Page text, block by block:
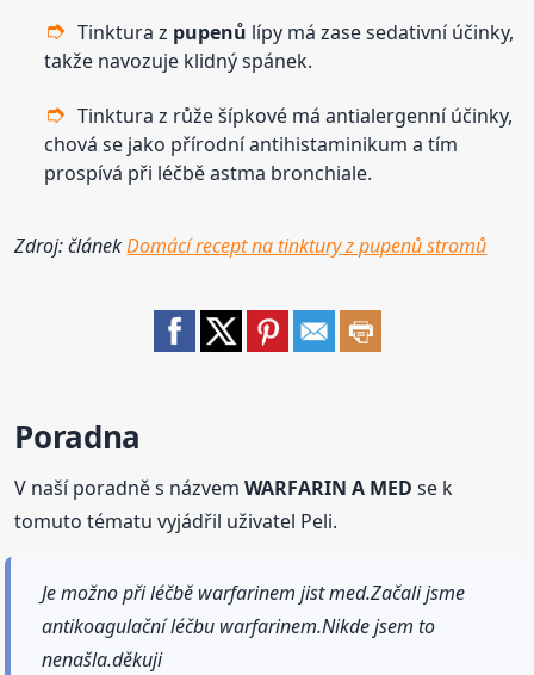
Tinktura z pupenů lípy má zase sedativní účinky,
takže navozuje klidný spánek.
Tinktura z růže šípkové má antialergenní účinky,
chová se jako přírodní antihistaminikum a tím
prospívá při léčbě astma bronchiale.
Zdroj: článekDomácí recept na tinktury z pupenů stromů
Poradna
V naší poradně s názvemWARFARIN A MED se k
tomuto tématu vyjádřil uživatel Peli.
Je možno při léčbě warfarinem jist med.Začali jsme
antikoagulační léčbu warfarinem.Nikde jsem to
nenašla.děkuji